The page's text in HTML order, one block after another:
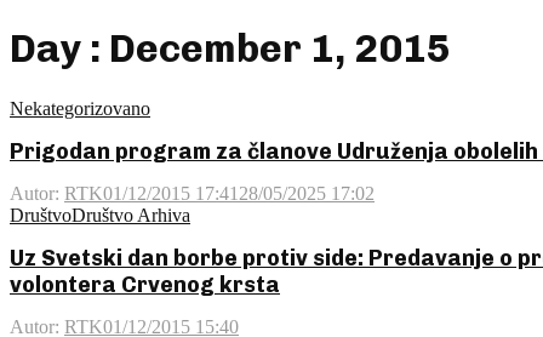
Day : December 1, 2015
Nekategorizovano
Prigodan program za članove Udruženja
Autor: RTK01/12/2015 17:41 28/05/2025 17:02
DruštvoDruštvo Arhiva
Uz Svetski dan borbe protiv side: Predavanje o
volontera Crvenog krsta
Autor: RTK01/12/2015 15:40